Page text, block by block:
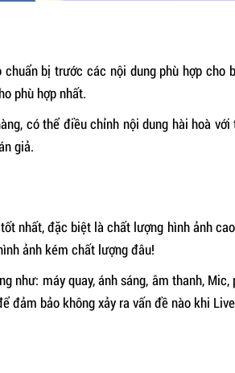
bị trước các nội dung phù hợp
phù hợp nhất.
có thể điều chỉnh nội dung hài hoà
giả.
nhất, đặc biệt là chất lượng hình ảnh
ảnh kém chất lượng đâu!
máy quay, ánh sáng, âm thanh,
bảo không xảy ra vấn đề nào khi